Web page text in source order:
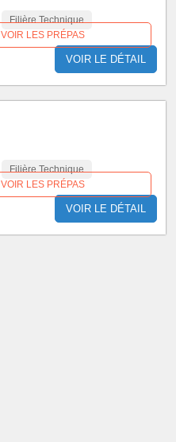
Filière Technique
VOIR LE DÉTAIL
VOIR LES PRÉPAS
Filière Technique
VOIR LE DÉTAIL
VOIR LES PRÉPAS